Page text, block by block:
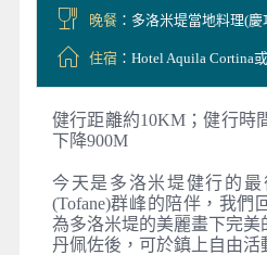
晚餐：多洛米堤當地料理(慶
住宿：Hotel Aquila Cortina
健行距離約10KM；健行時
下降900M
今天是多洛米堤健行的
(Tofane)群峰的陪伴，我們
為多洛米堤的美麗畫下完美
丹佩佐後，可於鎮上自由